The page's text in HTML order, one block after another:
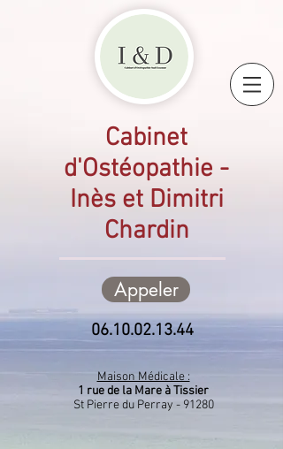
Cabinet
d'Ostéopathie -
Inès et Dimitri
Chardin
Appeler
06.10.02.13.44
Maison Médicale :
1 rue de la Mare à Tissier
St Pierre du Perray - 91280